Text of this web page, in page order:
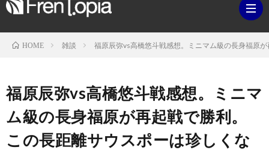
HOME 雑談 福原辰弥vs高橋悠斗戦感想。ミニマム級の長身福原
福原辰弥vs高橋悠斗戦感想。ミニマ
ム級の長身福原が再起戦で勝利。
この長距離サウスポーは珍しくな